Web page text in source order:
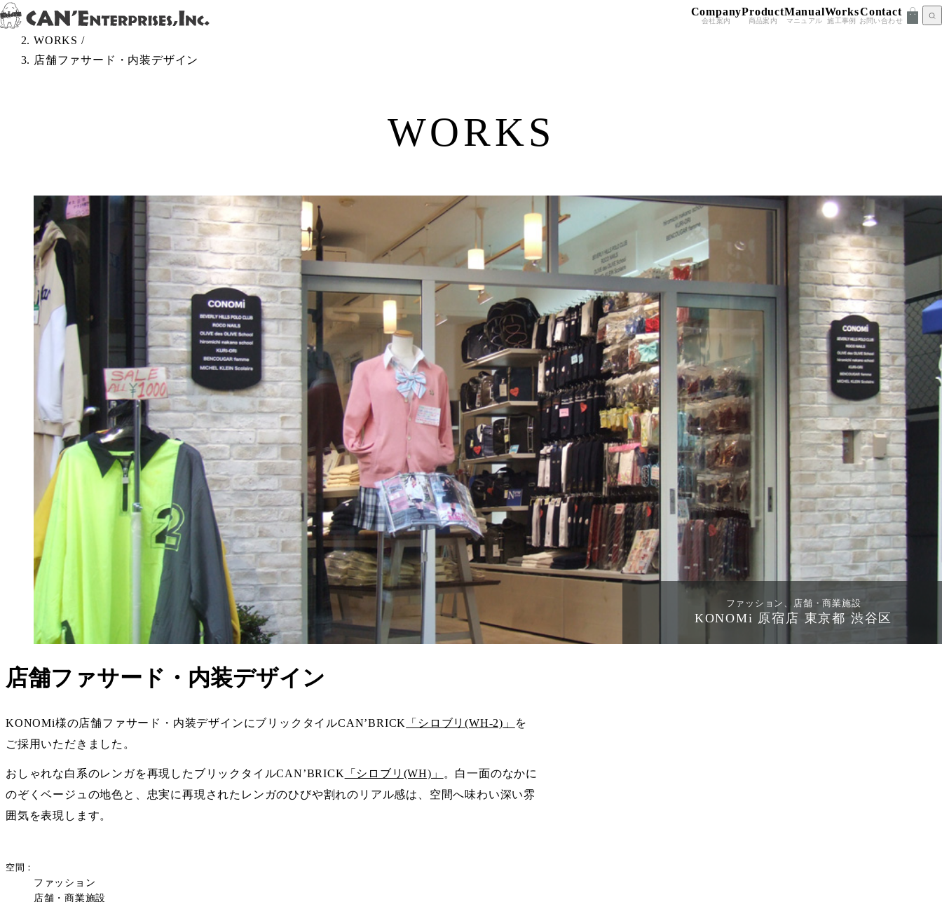
Skip to content
Company
会社案内
Product
商品案内
Manual
マニュアル
Works
施工事例
Contact
お問い合わせ
TOP /
WORKS /
店舗ファサード・内装デザイン
WORKS
ファッション、店舗・商業施設
KONOMi 原宿店 東京都 渋谷区
店舗ファサード・内装デザイン
KONOMi様の店舗ファサード・内装デザインにブリックタイルCAN’BRICK 「シロブリ(WH-2)」
を
ご採用いただきました。
おしゃれな白系のレンガを再現したブリックタイルCAN’BRICK 「シロブリ(WH)」
。白一面のなかに
のぞくベージュの地色と、忠実に再現されたレンガのひびや割れのリアル感は、空間へ味わい深い雰
囲気を表現します。
空間
ファッション
店舗・商業施設